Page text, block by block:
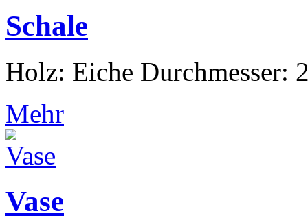
Schale
Holz: Eiche Durchmesser:
Mehr
Vase